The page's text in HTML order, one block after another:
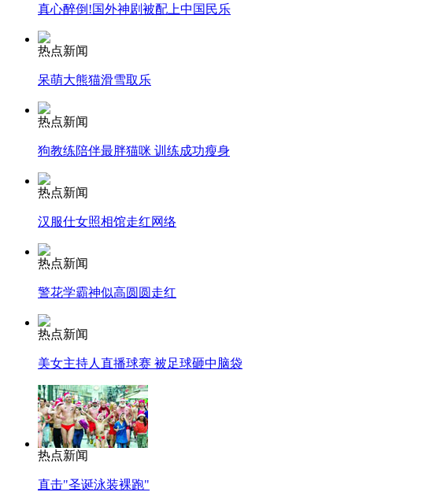
走！跟着总书记去植树
消防员救轻生者
纽约上演“枕头大战”
司机酒驾遇交警 急速倒车逃窜
真心醉倒!国外神剧被配上中国民乐
热点新闻
呆萌大熊猫滑雪取乐
热点新闻
狗教练陪伴最胖猫咪 训练成功瘦身
热点新闻
汉服仕女照相馆走红网络
热点新闻
警花学霸神似高圆圆走红
热点新闻
美女主持人直播球赛 被足球砸中脑袋
热点新闻
直击"圣诞泳装裸跑"